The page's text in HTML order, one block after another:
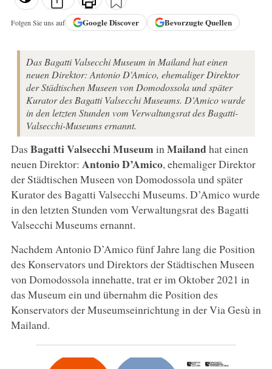
Folgen Sie uns auf GoogleDiscover Bevorzugte Quellen
Das Bagatti Valsecchi Museum in Mailand hat einen
neuen Direktor: Antonio D'Amico, ehemaliger Direktor
der Städtischen Museen von Domodossola und später
Kurator des Bagatti Valsecchi Museums. D'Amico wurde
in den letzten Stunden vom Verwaltungsrat des Bagatti-
Valsecchi-Museums ernannt.
Das Bagatti Valsecchi Museumin Mailandhat einen
neuen Direktor: Antonio D’Amico, ehemaliger Direktor
der Städtischen Museen von Domodossola und später
Kurator des Bagatti Valsecchi Museums. D’Amico wurde
in den letzten Stunden vom Verwaltungsrat des Bagatti
Valsecchi Museums ernannt.
Nachdem Antonio D’Amico fünf Jahre lang die Position
des Konservators und Direktors der Städtischen Museen
von Domodossola innehatte, trat er im Oktober 2021 in
das Museum ein und übernahm die Position des
Konservators der Museumseinrichtung in der Via Gesù in
Mailand.